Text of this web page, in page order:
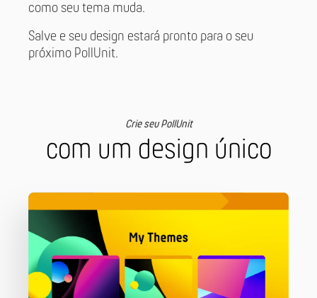
como seu tema muda.
Salve e seu design estará pronto para o seu
próximo PollUnit.
Crie seu PollUnit
com um design único